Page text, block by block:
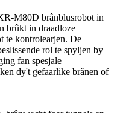
M80D brânblusrobot in
brûkt in draadloze
te kontrolearjen. De
rol te spyljen by
fan spesjale
dy't gefaarlike brânen of